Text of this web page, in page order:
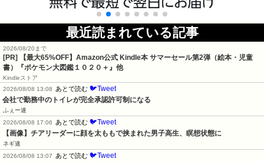
最近読まれている記事
2026/08/20まで
[PR]
【最大65%OFF】Amazon公式 Kindle本 サマーセール第2弾（絵本・児童
書）『ポケモン大図鑑１０２０＋』他
Kindleストア
2026/08/08 13:08
あとで読む 🐦Tweet
会社で勤務中のトイレが完全承認許可制になる
ふぇー速
2026/08/08 17:06
あとで読む 🐦Tweet
【画像】チアリーダーに顔を太ももで挟まれた男子高生、瞑想状態に
ネギ速
2026/08/08 13:07
あとで読む 🐦Tweet